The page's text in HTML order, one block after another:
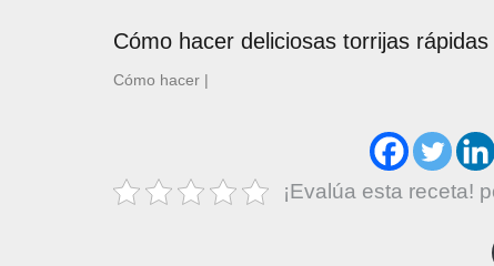
Cómo hacer deliciosas torrijas
Cómo hacer |
¡Evalúa esta receta!